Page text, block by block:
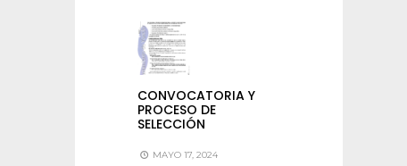
CONVOCATORIA Y
PROCESO DE
SELECCIÓN
MAYO 17, 2024